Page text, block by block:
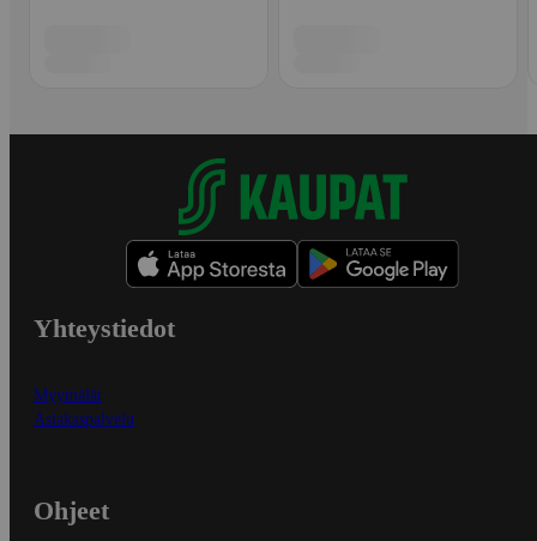
Yhteystiedot
Myymälät
Asiakaspalvelu
Ohjeet